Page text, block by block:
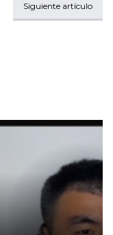
Siguiente artículo